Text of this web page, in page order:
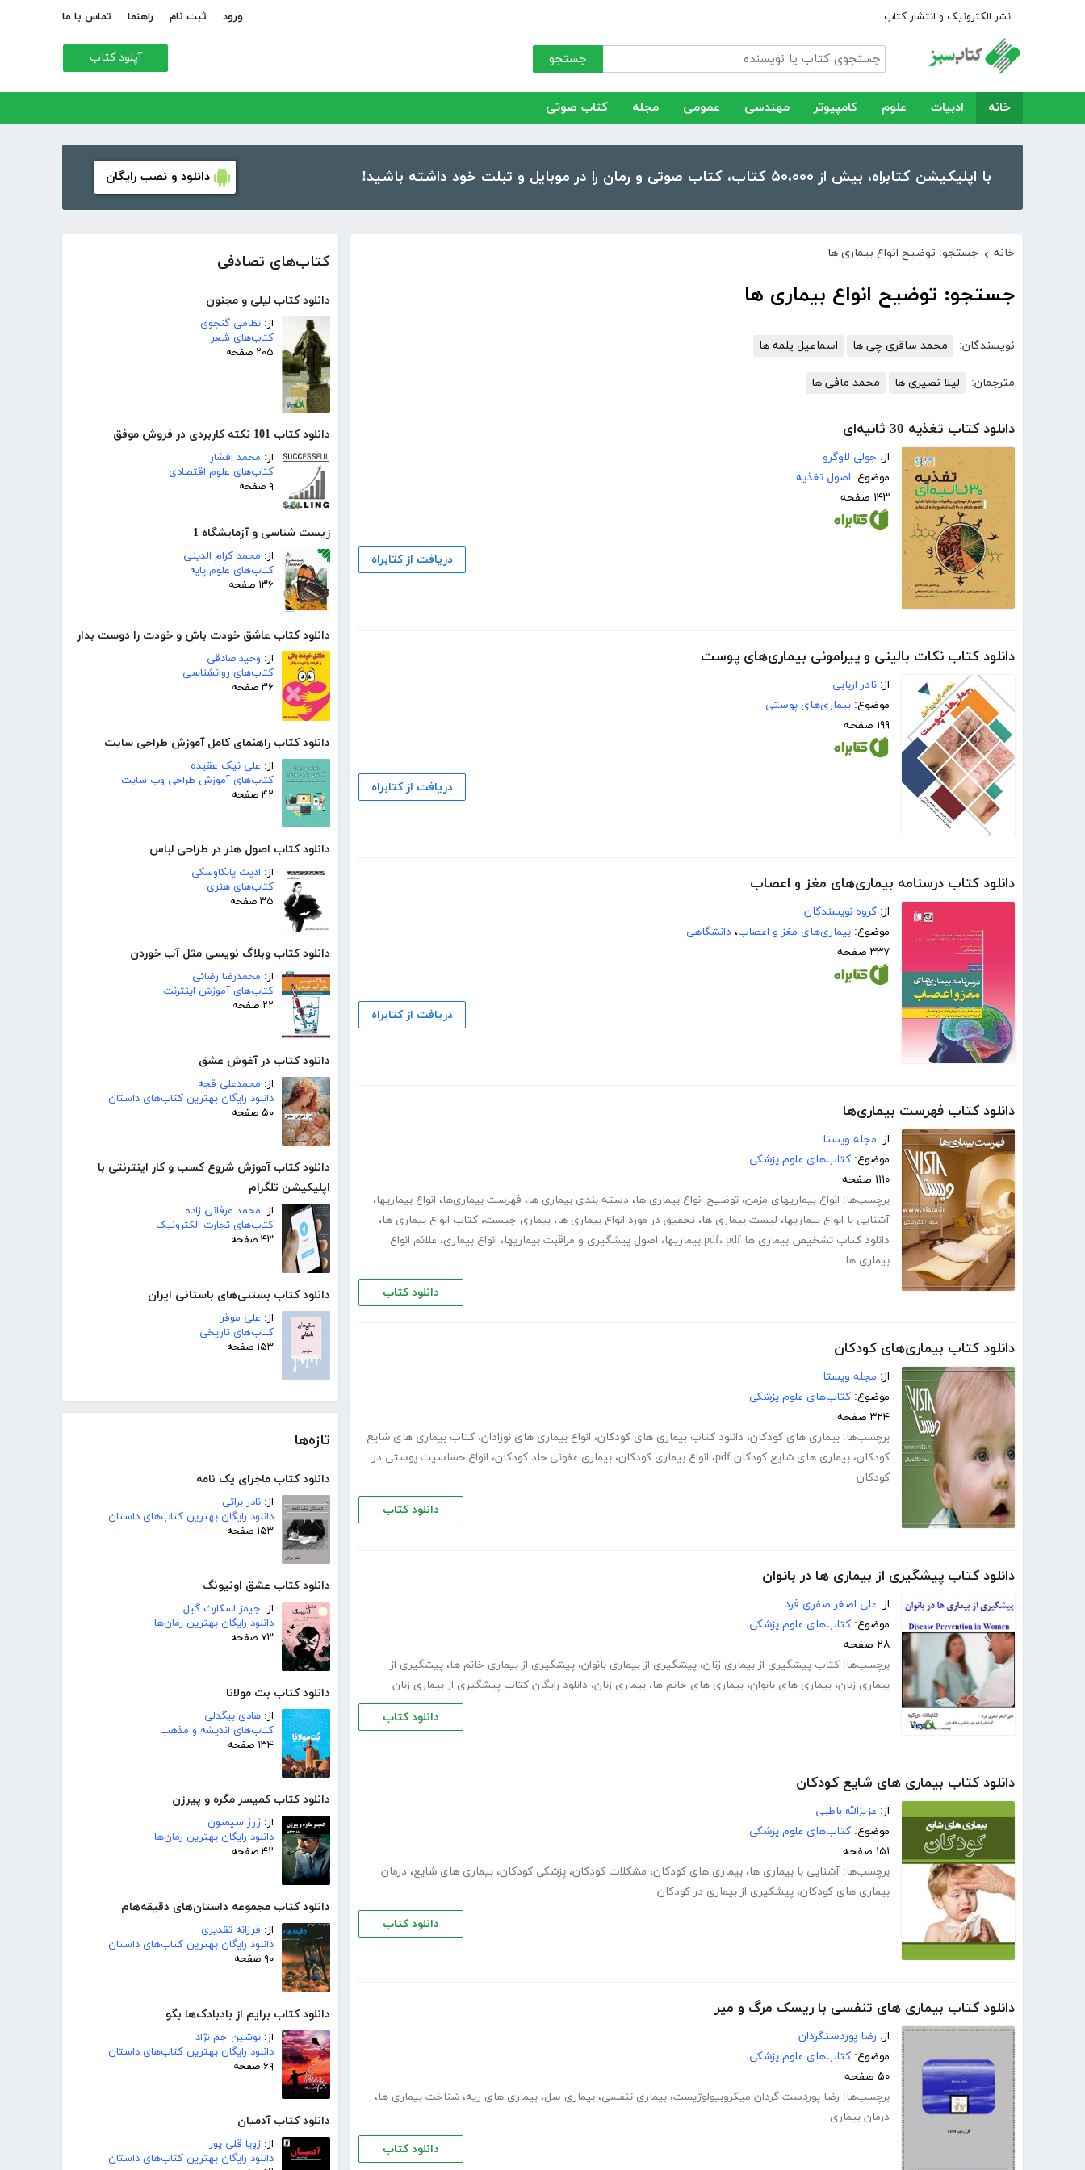
نشر الکترونیک و انتشار کتاب ورود ثبت نام راهنما تماس با ما
جستجو آپلود کتاب
خانه ادبیات علوم کامپیوتر مهندسی عمومی مجله کتاب صوتی
با اپلیکیشن کتابراه، بیش از ۵۰،۰۰۰ کتاب، کتاب صوتی و رمان را در موبایل و تبلت خود داشته باشید! دانلود و نصب رایگان
کتاب‌های تصادفی
دانلود کتاب لیلی و مجنون
از: نظامی گنجوی
کتاب‌های شعر
۲۰۵ صفحه
دانلود کتاب 101 نکته کاربردی در فروش موفق
از: محمد افشار
کتاب‌های علوم اقتصادی
۹ صفحه
زیست شناسی و آزمایشگاه 1
از: محمد کرام الدینی
کتاب‌های علوم پایه
۱۳۶ صفحه
دانلود کتاب عاشق خودت باش و خودت را دوست بدار
از: وحید صادقی
کتاب‌های روانشناسی
۳۶ صفحه
دانلود کتاب راهنمای کامل آموزش طراحی سایت
از: علی نیک عقیده
کتاب‌های آموزش طراحی وب سایت
۴۲ صفحه
دانلود کتاب اصول هنر در طراحی لباس
از: ادیث پانکاوسکی
کتاب‌های هنری
۳۵ صفحه
دانلود کتاب وبلاگ نویسی مثل آب خوردن
از: محمدرضا رضائی
کتاب‌های آموزش اینترنت
۲۲ صفحه
دانلود کتاب در آغوش عشق
از: محمدعلی قجه
دانلود رایگان بهترین کتاب‌های داستان
۵۰ صفحه
دانلود کتاب آموزش شروع کسب و کار اینترنتی با
اپلیکیشن تلگرام
از: محمد عرفانی زاده
کتاب‌های تجارت الکترونیک
۴۳ صفحه
دانلود کتاب بستنی‌های باستانی ایران
از: علی موقر
کتاب‌های تاریخی
۱۵۳ صفحه
تازه‌ها
دانلود کتاب ماجرای یک نامه
از: نادر براتی
دانلود رایگان بهترین کتاب‌های داستان
۱۵۳ صفحه
دانلود کتاب عشق اونیونگ
از: جیمز اسکارث گیل
دانلود رایگان بهترین رمان‌ها
۷۳ صفحه
دانلود کتاب بت مولانا
از: هادی بیگدلی
کتاب‌های اندیشه و مذهب
۱۳۴ صفحه
دانلود کتاب کمیسر مگره و پیرزن
از:ژرژ سیمنون
دانلود رایگان بهترین رمان‌ها
۴۲ صفحه
دانلود کتاب مجموعه داستان‌های دقیقه‌هام
از: فرزانه تقدیری
دانلود رایگان بهترین کتاب‌های داستان
۹۰ صفحه
دانلود کتاب برایم از بادبادک‌ها بگو
از: نوشین جم نژاد
دانلود رایگان بهترین کتاب‌های داستان
۶۹ صفحه
دانلود کتاب آدمیان
از: زویا قلی پور
دانلود رایگان بهترین کتاب‌های داستان
خانه › جستجو: توضیح انواع بیماری ها
جستجو: توضیح انواع بیماری ها
نویسندگان: محمد ساقری چی ها اسماعیل یلمه ها
مترجمان: لیلا نصیری ها محمد مافی ها
دانلود کتاب تغذیه 30 ثانیه‌ای
از: جولی لاوگرو
موضوع: اصول تغذیه
۱۴۳ صفحه
دریافت از کتابراه
دانلود کتاب نکات بالینی و پیرامونی بیماری‌های پوست
از: نادر اربابی
موضوع: بیماری‌های پوستی
۱۹۹ صفحه
دریافت از کتابراه
دانلود کتاب درسنامه بیماری‌های مغز و اعصاب
از: گروه نویسندگان
موضوع: بیماری‌های مغز و اعصاب، دانشگاهی
۳۳۷ صفحه
دریافت از کتابراه
دانلود کتاب فهرست بیماری‌ها
از: مجله ویستا
موضوع: کتاب‌های علوم پزشکی
۱۱۱۰ صفحه
برچسب‌ها: انواع بیماریهای مزمن، توضیح انواع بیماری ها، دسته بندی بیماری ها، فهرست بیماری‌ها، انواع بیماریها،
آشنایی با انواع بیماریها، لیست بیماری ها، تحقیق در مورد انواع بیماری ها، بیماری چیست، کتاب انواع بیماری ها،
دانلود کتاب تشخیص بیماری ها pdf
، pdf بیماریها ، اصول پیشگیری و مراقبت بیماریها، انواع بیماری، علائم انواع
بیماری ها
دانلود کتاب
دانلود کتاب بیماری‌های کودکان
از: مجله ویستا
موضوع: کتاب‌های علوم پزشکی
۳۲۴ صفحه
برچسب‌ها: بیماری های کودکان، دانلود کتاب بیماری های کودکان، انواع بیماری های نوزادان، کتاب بیماری های شایع
کودکان، بیماری های شایع کودکان pdf ، انواع بیماری کودکان، بیماری عفونی حاد کودکان، انواع حساسیت پوستی در
کودکان
دانلود کتاب
دانلود کتاب پیشگیری از بیماری ها در بانوان
از: علی اصغر صفری فرد
موضوع: کتاب‌های علوم پزشکی
۲۸ صفحه
برچسب‌ها: کتاب پیشگیری از بیماری زنان، پیشگیری از بیماری بانوان، پیشگیری از بیماری خانم ها، پیشگیری از
بیماری زنان، بیماری های بانوان، بیماری های خانم ها، بیماری زنان، دانلود رایگان کتاب پیشگیری از بیماری زنان
دانلود کتاب
دانلود کتاب بیماری های شایع کودکان
از: عزیزالله باطبی
موضوع: کتاب‌های علوم پزشکی
۱۵۱ صفحه
برچسب‌ها: آشنایی با بیماری ها، بیماری های کودکان، مشکلات کودکان، پزشکی کودکان، بیماری های شایع، درمان
بیماری های کودکان، پیشگیری از بیماری در کودکان
دانلود کتاب
دانلود کتاب بیماری های تنفسی با ریسک مرگ و میر
از: رضا پوردستگردان
موضوع: کتاب‌های علوم پزشکی
۵۰ صفحه
برچسب‌ها: رضا پوردست گردان میکروبیولوژیست، بیماری تنفسی، بیماری سل، بیماری های ریه، شناخت بیماری ها،
درمان بیماری
دانلود کتاب